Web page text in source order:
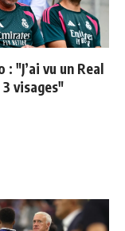
"J’ai vu un Real
visages"